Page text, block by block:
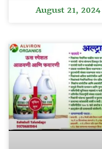
August 21, 2024